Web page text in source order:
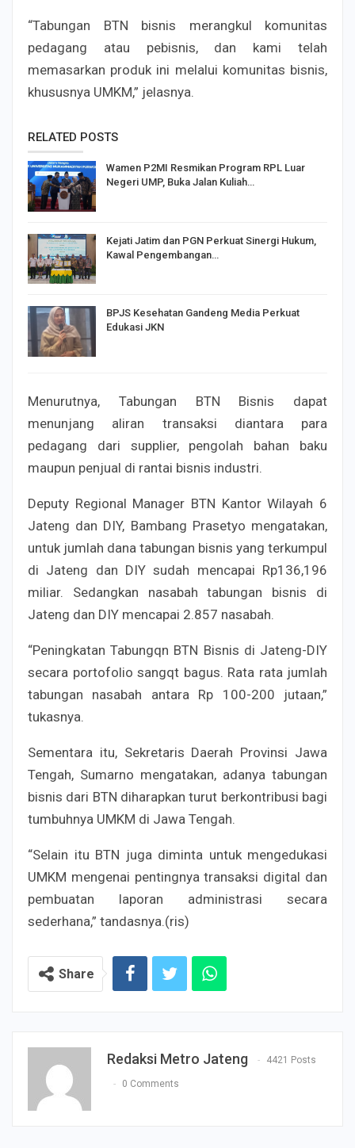
“Tabungan BTN bisnis merangkul komunitas
pedagang atau pebisnis, dan kami telah
memasarkan produk ini melalui komunitas bisnis,
khususnya UMKM,” jelasnya.
RELATED POSTS
Wamen P2MI Resmikan Program RPL Luar
Negeri UMP, Buka Jalan Kuliah…
Kejati Jatim dan PGN Perkuat Sinergi Hukum,
Kawal Pengembangan…
BPJS Kesehatan Gandeng Media Perkuat
Edukasi JKN
Menurutnya, Tabungan BTN Bisnis dapat
menunjang aliran transaksi diantara para
pedagang dari supplier, pengolah bahan baku
maupun penjual di rantai bisnis industri.
Deputy Regional Manager BTN Kantor Wilayah 6
Jateng dan DIY, Bambang Prasetyo mengatakan,
untuk jumlah dana tabungan bisnis yang terkumpul
di Jateng dan DIY sudah mencapai Rp136,196
miliar. Sedangkan nasabah tabungan bisnis di
Jateng dan DIY mencapai 2.857 nasabah.
“Peningkatan Tabungqn BTN Bisnis di Jateng-DIY
secara portofolio sangqt bagus. Rata rata jumlah
tabungan nasabah antara Rp 100-200 jutaan,”
tukasnya.
Sementara itu, Sekretaris Daerah Provinsi Jawa
Tengah, Sumarno mengatakan, adanya tabungan
bisnis dari BTN diharapkan turut berkontribusi bagi
tumbuhnya UMKM di Jawa Tengah.
“Selain itu BTN juga diminta untuk mengedukasi
UMKM mengenai pentingnya transaksi digital dan
pembuatan laporan administrasi secara
sederhana,” tandasnya.(ris)
Share
Redaksi Metro Jateng 4421 Posts
0 Comments